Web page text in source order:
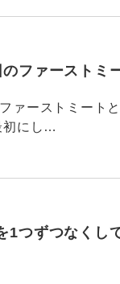
ファーストミ
ーストミート
初にし…
1つずつなくし